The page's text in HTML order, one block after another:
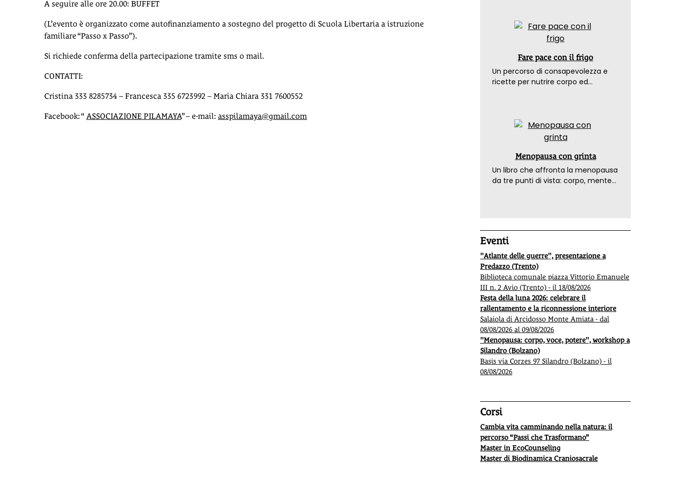
A seguire alle ore 20.00: BUFFET
(L’evento è organizzato come autofinanziamento a sostegno del progetto di Scuola Libertaria a istruzione
familiare “Passo x Passo”).
Si richiede conferma della partecipazione tramite sms o mail.
CONTATTI:
Cristina 333 8285734 – Francesca 335 6723992 – Maria Chiara 331 7600552
Facebook: “ ASSOCIAZIONE PILAMAYA” – e-mail: asspilamaya@gmail.com
Fare pace con il frigo
Un percorso di consapevolezza e
ricette per nutrire corpo ed
Menopausa con grinta
Un libro che affronta la menopausa
da tre punti di vista: corpo, mente
Eventi
"Atlante delle guerre", presentazione a
Predazzo (Trento)
Biblioteca comunale piazza Vittorio Emanuele
III n. 2 Avio (Trento) - il 18/08/2026
Festa della luna 2026: celebrare il
rallentamento e la riconnessione interiore
Salaiola di Arcidosso Monte Amiata - dal
08/08/2026 al 09/08/2026
"Menopausa: corpo, voce, potere", workshop a
Silandro (Bolzano)
Basis via Corzes 97 Silandro (Bolzano) - il
08/08/2026
Corsi
Cambia vita camminando nella natura: il
percorso “Passi che Trasformano”
Master in EcoCounseling
Master di Biodinamica Craniosacrale